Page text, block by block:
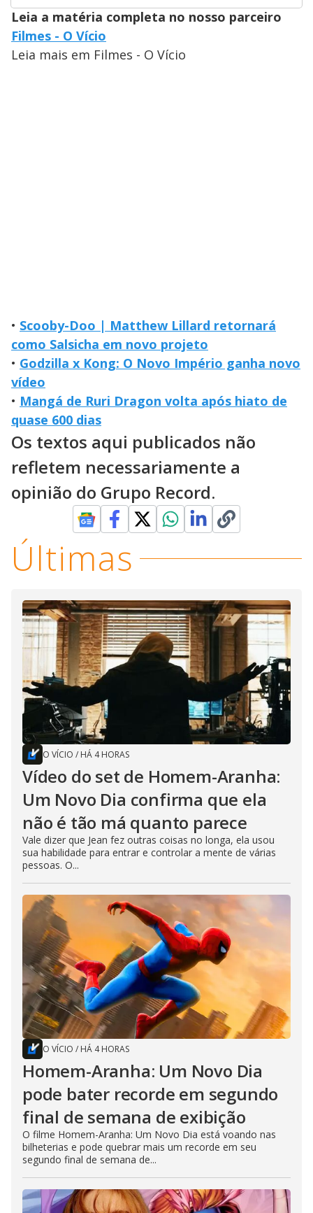
Leia a matéria completa no nosso parceiro
Filmes - O Vício
Leia mais em Filmes - O Vício
• Scooby-Doo | Matthew Lillard retornará
como Salsicha em novo projeto
• Godzilla x Kong: O Novo Império ganha novo
vídeo
• Mangá de Ruri Dragon volta após hiato de
quase 600 dias
Os textos aqui publicados não
refletem necessariamente a
opinião do Grupo Record.
Últimas
O VÍCIO / HÁ 4 HORAS
Vídeo do set de Homem-Aranha:
Um Novo Dia confirma que ela
não é tão má quanto parece
Vale dizer que Jean fez outras coisas no longa, ela usou
sua habilidade para entrar e controlar a mente de várias
pessoas. O...
O VÍCIO / HÁ 4 HORAS
Homem-Aranha: Um Novo Dia
pode bater recorde em segundo
final de semana de exibição
O filme Homem-Aranha: Um Novo Dia está voando nas
bilheterias e pode quebrar mais um recorde em seu
segundo final de semana de...